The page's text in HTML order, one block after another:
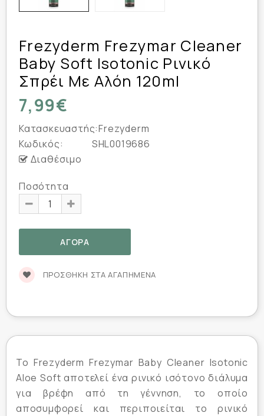
Frezyderm Frezymar Cleaner
Baby Soft Isotonic Ρινικό
Σπρέι Με Αλόη 120ml
7,99€
Κατασκευαστής:Frezyderm
Κωδικός:
SHL0019686
Διαθέσιμο
Ποσότητα
ΠΡΟΣΘΉΚΗ ΣΤΑ ΑΓΑΠΗΜΈΝΑ
Το Frezyderm Frezymar Baby Cleaner Isotonic
Aloe Soft αποτελεί ένα ρινικό ισότονο διάλυμα
για βρέφη από τη γέννηση, το οποίο
αποσυμφορεί και περιποιείται το ρινικό